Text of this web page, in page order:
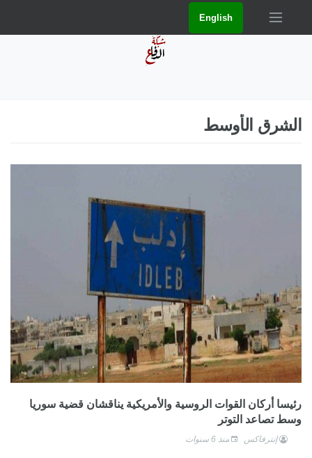
English
الشرق الأوسط
رئيسا أركان القوات الروسية والأمريكية يناقشان قضية سوريا
وسط تصاعد التوتر
إنترفاكس منذ 6 سنوات